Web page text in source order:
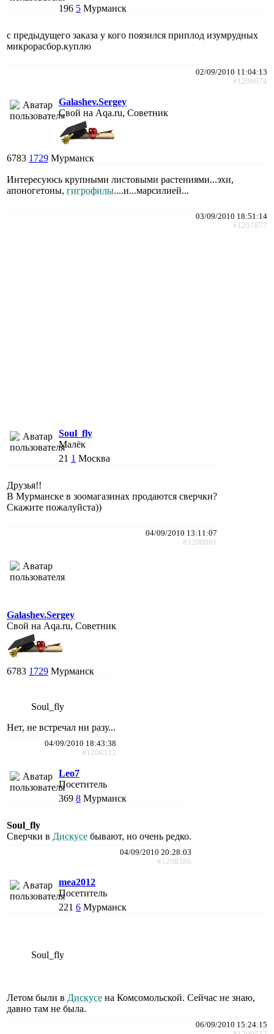
196 5 Мурманск
с предыдущего заказа у кого поязился приплод изумрудных
микрорасбор.куплю
02/09/2010 11:04:13
#1206674
Galashev.Sergey
Свой на Aqa.ru, Советник
6783 1729 Мурманск
Интересуюсь крупными листовыми растениями...эхи,
апоногетоны, гигрофилы....и...марсилией...
03/09/2010 18:51:14
#1207677
Soul_fly
Малёк
21 1 Москва
Друзья!!
В Мурманске в зоомагазинах продаются сверчки?
Скажите пожалуйста))
04/09/2010 13:11:07
#1208091
Galashev.Sergey
Свой на Aqa.ru, Советник
6783 1729 Мурманск
Soul_fly
Нет, не встречал ни разу...
04/09/2010 18:43:38
#1208312
Leo7
Посетитель
369 8 Мурманск
Soul_fly
Сверчки в Дискусе бывают, но очень редко.
04/09/2010 20:28:03
#1208386
mea2012
Посетитель
221 6 Мурманск
Soul_fly
Летом были в Дискусе на Комсомольской. Сейчас не знаю,
давно там не была.
06/09/2010 15:24:15